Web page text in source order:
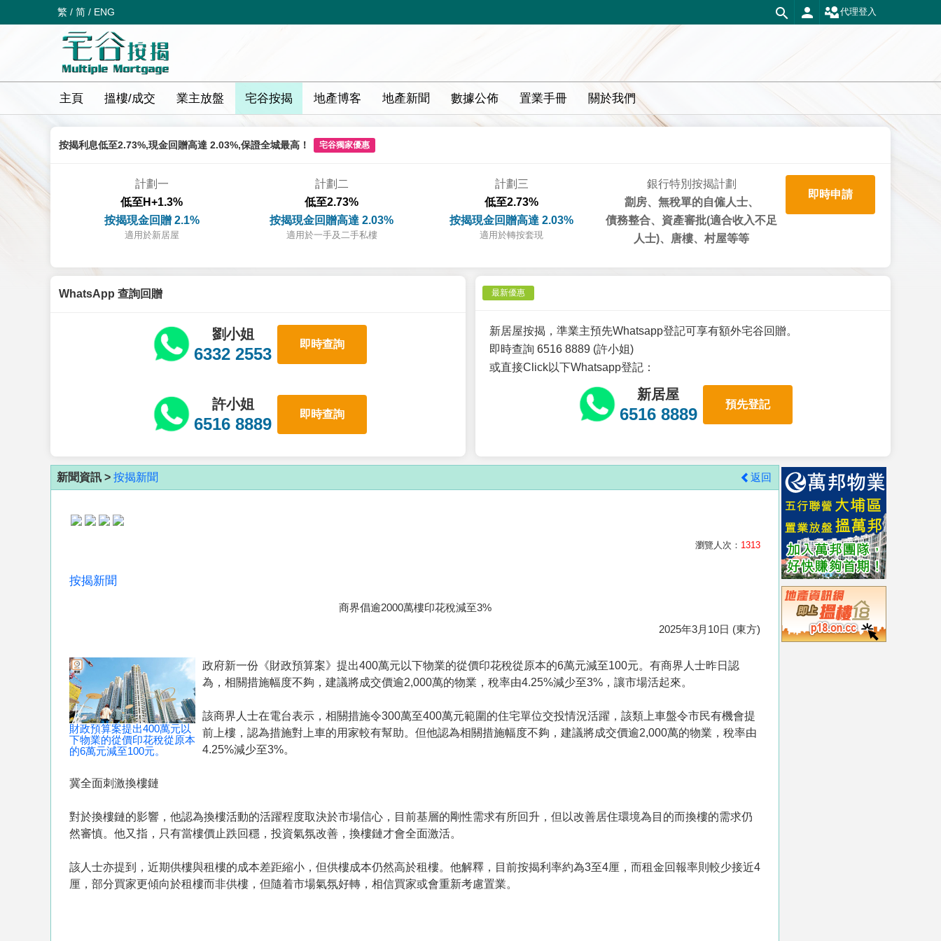
繁 / 简 / ENG 代理登入
主頁 搵樓/成交 業主放盤 宅谷按揭 地產博客 地產新聞 數據公佈 置業手冊 關於我們
按揭利息低至2.73%,現金回贈高達 2.03%,保證全城最高！ 宅谷獨家優惠
計劃一
低至H+1.3%
按揭現金回贈 2.1%
適用於新居屋
計劃二
低至2.73%
按揭現金回贈高達 2.03%
適用於一手及二手私樓
計劃三
低至2.73%
按揭現金回贈高達 2.03%
適用於轉按套現
銀行特別按揭計劃
劏房、無稅單的自僱人士、
債務整合、資產審批(適合收入不足
人士)、唐樓、村屋等等
即時申請
WhatsApp 查詢回贈
劉小姐
6332 2553
即時查詢
許小姐
6516 8889
即時查詢
最新優惠
新居屋按揭，準業主預先Whatsapp登記可享有額外宅谷回贈。
即時查詢 6516 8889 (許小姐)
或直接Click以下Whatsapp登記：
新居屋
6516 8889
預先登記
新聞資訊 > 按揭新聞 返回
瀏覽人次： 1313
按揭新聞
商界倡逾2000萬樓印花稅減至3%
2025年3月10日 (東方)
財政預算案提出400萬元以
下物業的從價印花稅從原本
的6萬元減至100元。
政府新一份《財政預算案》提出400萬元以下物業的從價印花稅從原本的6萬元減至100元。有商界人士昨日認
為，相關措施幅度不夠，建議將成交價逾2,000萬的物業，稅率由4.25%減少至3%，讓市場活起來。
該商界人士在電台表示，相關措施令300萬至400萬元範圍的住宅單位交投情況活躍，該類上車盤令市民有機會提
前上樓，認為措施對上車的用家較有幫助。但他認為相關措施幅度不夠，建議將成交價逾2,000萬的物業，稅率由
4.25%減少至3%。
冀全面刺激換樓鏈
對於換樓鏈的影響，他認為換樓活動的活躍程度取決於市場信心，目前基層的剛性需求有所回升，但以改善居住環境為目的而換樓的需求仍
然審慎。他又指，只有當樓價止跌回穩，投資氣氛改善，換樓鏈才會全面激活。
該人士亦提到，近期供樓與租樓的成本差距縮小，但供樓成本仍然高於租樓。他解釋，目前按揭利率約為3至4厘，而租金回報率則較少接近4
厘，部分買家更傾向於租樓而非供樓，但隨着市場氣氛好轉，相信買家或會重新考慮置業。